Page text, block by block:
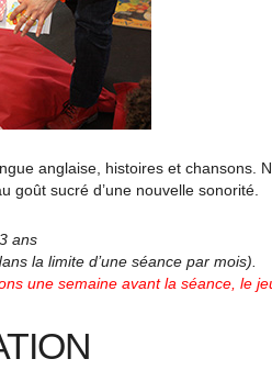
anglaise, histoires et chansons.
goût sucré d’une nouvelle sonorité.
ans
la limite d’une séance par mois).
une semaine avant la séance, le